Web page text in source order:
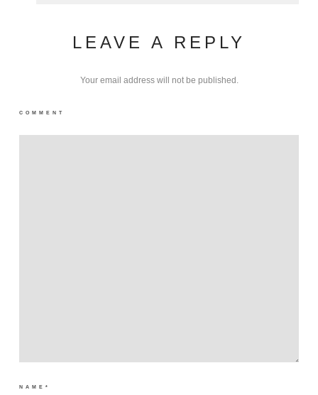
LEAVE A REPLY
Your email address will not be published.
COMMENT
NAME *